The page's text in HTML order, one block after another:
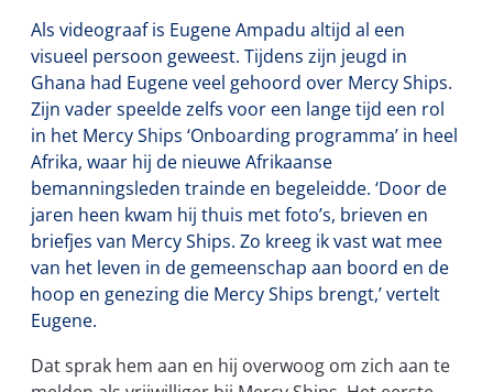
Als videograaf is Eugene Ampadu altijd al een
visueel persoon geweest. Tijdens zijn jeugd in
Ghana had Eugene veel gehoord over Mercy Ships.
Zijn vader speelde zelfs voor een lange tijd een rol
in het Mercy Ships ‘Onboarding programma’ in heel
Afrika, waar hij de nieuwe Afrikaanse
bemanningsleden trainde en begeleidde. ‘Door de
jaren heen kwam hij thuis met foto’s, brieven en
briefjes van Mercy Ships. Zo kreeg ik vast wat mee
van het leven in de gemeenschap aan boord en de
hoop en genezing die Mercy Ships brengt,’ vertelt
Eugene.
Dat sprak hem aan en hij overwoog om zich aan te